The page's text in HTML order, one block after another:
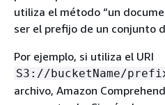
utiliza el método “un
ser el prefijo de un conjunto
Por ejemplo, si utiliza el URI
S3://bucketName/
archivo, Amazon